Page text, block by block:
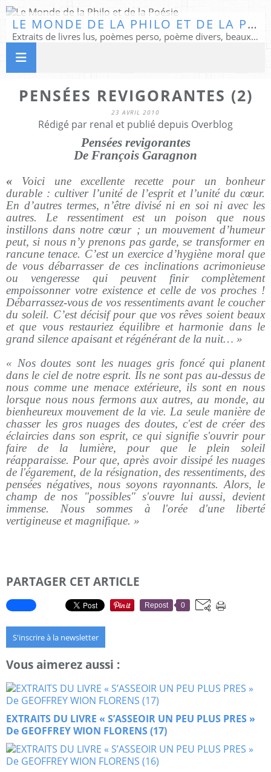
LE MONDE DE LA PHILO ET DE LA POÉSIE
Extraits de livres lus, poèmes perso, poème divers, beaux textes...
PENSÉES REVIGORANTES (2)
23 AVRIL 2010
Rédigé par renal et publié depuis Overblog
Pensées revigorantes
De François Garagnon
« Voici une excellente recette pour un bonheur
durable : cultiver l’unité de l’esprit et l’unité du cœur.
En d’autres termes, n’être divisé ni en soi ni avec les
autres. Le ressentiment est un poison que nous
instillons dans notre cœur ; un mouvement d’humeur
peut, si nous n’y prenons pas garde, se transformer en
rancune tenace. C’est un exercice d’hygiène moral que
de vous débarrasser de ces inclinations acrimonieuse
ou vengeresse qui peuvent finir complètement
empoissonner votre existence et celle de vos proches !
Débarrassez-vous de vos ressentiments avant le coucher
du soleil. C’est décisif pour que vos rêves soient beaux
et que vous restauriez équilibre et harmonie dans le
grand silence apaisant et régénérant de la nuit… »
« Nos doutes sont les nuages gris foncé qui planent
dans le ciel de notre esprit. Ils ne sont pas au-dessus de
nous comme une menace extérieure, ils sont en nous
lorsque nous nous fermons aux autres, au monde, au
bienheureux mouvement de la vie. La seule manière de
chasser les gros nuages des doutes, c'est de créer des
éclaircies dans son esprit, ce qui signifie s'ouvrir pour
faire de la lumière, pour que le plein soleil
réapparaisse. Pour que, après avoir dissipé les nuages
de l'égarement, de la résignation, des ressentiments, des
pensées négatives, nous soyons rayonnants. Alors, le
champ de nos "possibles" s'ouvre lui aussi, devient
immense. Nous sommes à l'orée d'une liberté
vertigineuse et magnifique. »
PARTAGER CET ARTICLE
Repost 0
S'inscrire à la newsletter
Vous aimerez aussi :
EXTRAITS DU LIVRE « S’ASSEOIR UN PEU PLUS PRES »
De GEOFFREY WION FLORENS (17)